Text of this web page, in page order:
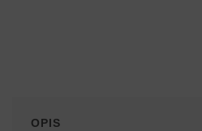
OPIS